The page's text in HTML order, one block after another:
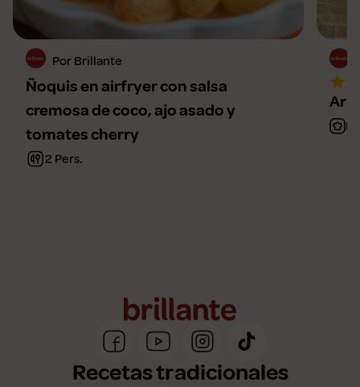
Por Brillante
Ñoquis en airfryer con salsa
cremosa de coco, ajo asado y
tomates cherry
2 Pers.
Recetas tradicionales